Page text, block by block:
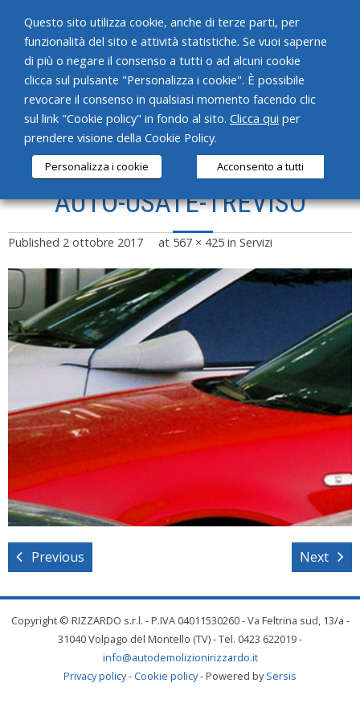
HOME
CHI SIAMO
SERVIZI
PRODOTTI
CONTATTI
AUTO-USATE-TREVISO
Published 2 ottobre 2017 at 567 × 425 in Servizi
Previous Next
Copyright © RIZZARDO s.r.l. - P.IVA 04011530260 - Va Feltrina sud, 13/a -
31040 Volpago del Montello (TV) - Tel. 0423 622019 -
info@autodemolizionirizzardo.it
Privacy policy-Cookie policy- Powered bySersis
Questo sito utilizza cookie, anche di terze parti, per
funzionalità del sito e attività statistiche. Se vuoi saperne
di più o negare il consenso a tutti o ad alcuni cookie
clicca sul pulsante "Personalizza i cookie". È possibile
revocare il consenso in qualsiasi momento facendo clic
sul link "Cookie policy" in fondo al sito. Clicca qui per
prendere visione della Cookie Policy.
Personalizza i cookie Acconsento a tutti